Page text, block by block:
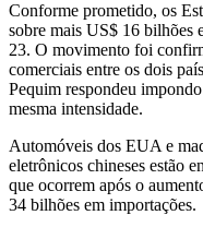
Conforme prometido, os
sobre mais US$ 16 bilhões
23. O movimento foi
comerciais entre os dois
Pequim respondeu
mesma intensidade.
Automóveis dos EUA e
eletrônicos chineses estão
que ocorrem após o
34 bilhões em importações.